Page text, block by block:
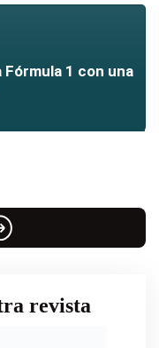
1 con una
revista